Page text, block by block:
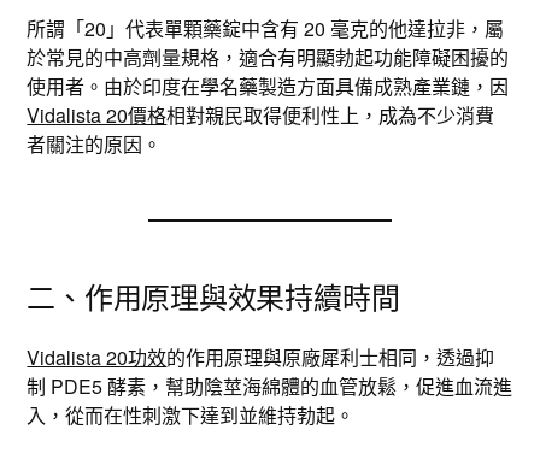
所謂「20」代表單顆藥錠中含有 20 毫克的他達拉非，屬
於常見的中高劑量規格，適合有明顯勃起功能障礙困擾的
使用者。由於印度在學名藥製造方面具備成熟產業鏈，因
Vidalista 20價格相對親民取得便利性上，成為不少消費
者關注的原因。
二、作用原理與效果持續時間
Vidalista 20功效的作用原理與原廠犀利士相同，透過抑
制 PDE5 酵素，幫助陰莖海綿體的血管放鬆，促進血流進
入，從而在性刺激下達到並維持勃起。